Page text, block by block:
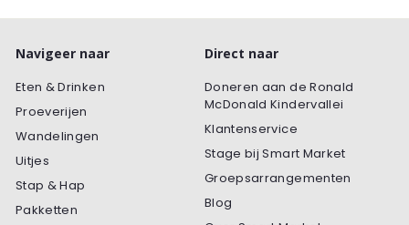
Navigeer naar
Eten & Drinken
Proeverijen
Wandelingen
Uitjes
Stap & Hap
Pakketten
Direct naar
Doneren aan de Ronald
McDonald Kindervallei
Klantenservice
Stage bij Smart Market
Groepsarrangementen
Blog